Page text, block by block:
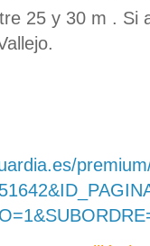
25 y 30 m . Si